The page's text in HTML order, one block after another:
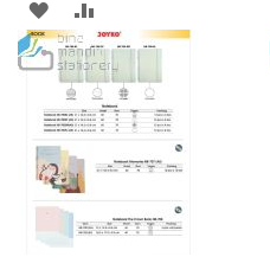
ADD
TO
WISH
LIST
TO
COMPARE